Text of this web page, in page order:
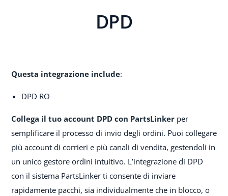
DPD
Questa integrazione include:
DPD RO
Collega il tuo account DPD con PartsLinker per
semplificare il processo di invio degli ordini. Puoi collegare
più account di corrieri e più canali di vendita, gestendoli in
un unico gestore ordini intuitivo. L’integrazione di DPD
con il sistema PartsLinker ti consente di inviare
rapidamente pacchi, sia individualmente che in blocco, o